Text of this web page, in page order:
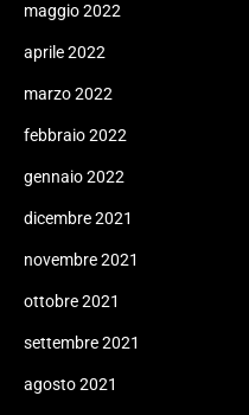
maggio 2022
aprile 2022
marzo 2022
febbraio 2022
gennaio 2022
dicembre 2021
novembre 2021
ottobre 2021
settembre 2021
agosto 2021